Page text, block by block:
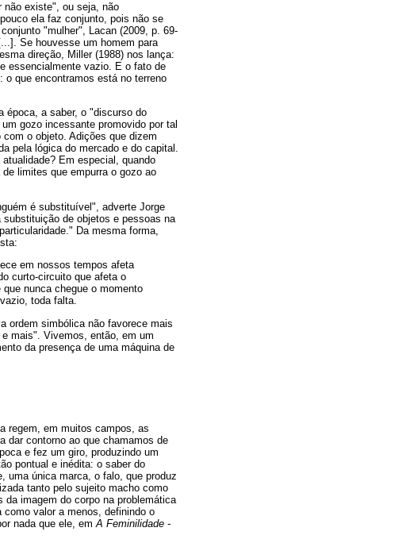
não existe", ou seja, não
ela faz conjunto, pois não se
"mulher", Lacan (2009, p. 69-
Se houvesse um homem para
direção, Miller (1988) nos lança:
essencialmente vazio. E o fato de
o que encontramos está no terreno
época, a saber, o "discurso do
gozo incessante promovido por tal
o objeto. Adições que dizem
pela lógica do mercado e do capital.
Em especial, quando
limites que empurra o gozo ao
é substituível", adverte Jorge
de objetos e pessoas na
Da mesma forma,
em nossos tempos afeta
curto-circuito que afeta o
nunca chegue o momento
toda falta.
ordem simbólica não favorece mais
mais". Vivemos, então, em um
da presença de uma máquina de
regem, em muitos campos, as
dar contorno ao que chamamos de
e fez um giro, produzindo um
pontual e inédita: o saber do
uma única marca, o falo, que produz
tanto pelo sujeito macho como
imagem do corpo na problemática
valor a menos, definindo o
nada que ele, emA Feminilidade -